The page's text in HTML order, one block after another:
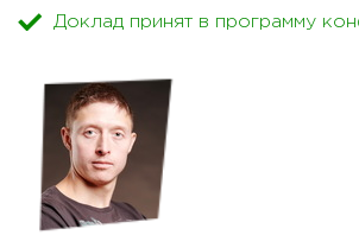
Доклад принят в программу